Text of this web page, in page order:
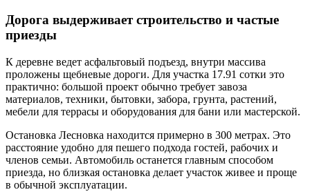
Дорога выдерживает строительство и частые
приезды
К деревне ведет асфальтовый подъезд, внутри массива
проложены щебневые дороги. Для участка 17.91 сотки это
практично: большой проект обычно требует завоза
материалов, техники, бытовки, забора, грунта, растений,
мебели для террасы и оборудования для бани или мастерской.
Остановка Лесновка находится примерно в 300 метрах. Это
расстояние удобно для пешего подхода гостей, рабочих и
членов семьи. Автомобиль останется главным способом
приезда, но близкая остановка делает участок живее и проще
в обычной эксплуатации.